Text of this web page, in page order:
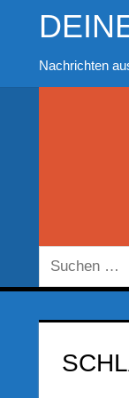
springenNachrichten
Suchen
nach: